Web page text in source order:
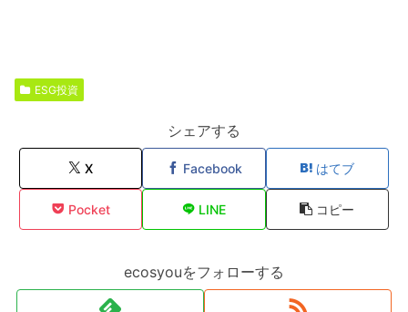
ESG投資
シェアする
X Facebook はてブ
Pocket LINE コピー
ecosyouをフォローする